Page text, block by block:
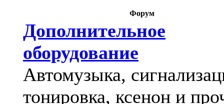
Форум
Дополнительное
оборудование
Автомузыка,
тонировка, ксенон и